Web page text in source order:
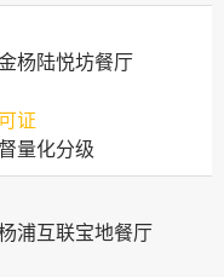
杨陆悦坊餐厅
证
量化分级
浦互联宝地餐厅